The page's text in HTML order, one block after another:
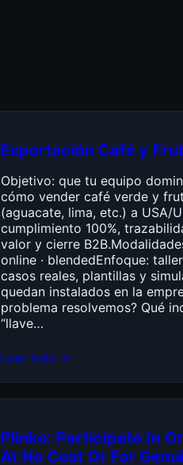
Exportación Café y
Objetivo: que tu equipo
cómo vender café verde y
(aguacate, lima, etc.) a USA/
cumplimiento 100%,
valor y cierre
online · blendedEnfoque:
casos reales, plantillas y
quedan instalados en la
problema resolvemos? Qué
“llave…
Leer más →
Plinko: Participate In
At No Cost Or For